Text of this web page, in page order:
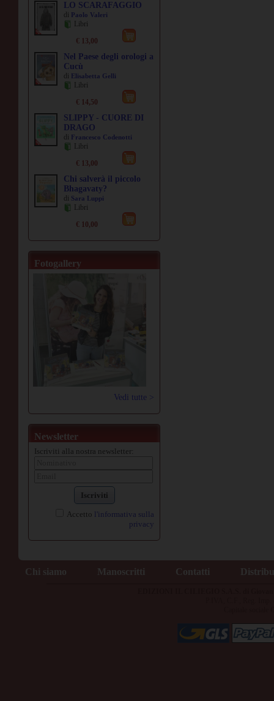
LO SCARAFAGGIO
di Paolo Valeri
Libri
€ 13,00
Nel Paese degli orologi a
Cucù
di Elisabetta Gelli
Libri
€ 14,50
SLIPPY - CUORE DI
DRAGO
di Francesco Codenotti
Libri
€ 13,00
Chi salverà il piccolo
Bhagavaty?
di Sara Luppi
Libri
€ 10,00
Fotogallery
Vedi tutte >
Newsletter
Iscriviti alla nostra newsletter:
Iscriviti
Accetto l'informativa sulla
privacy
Chi siamo Manoscritti Contatti